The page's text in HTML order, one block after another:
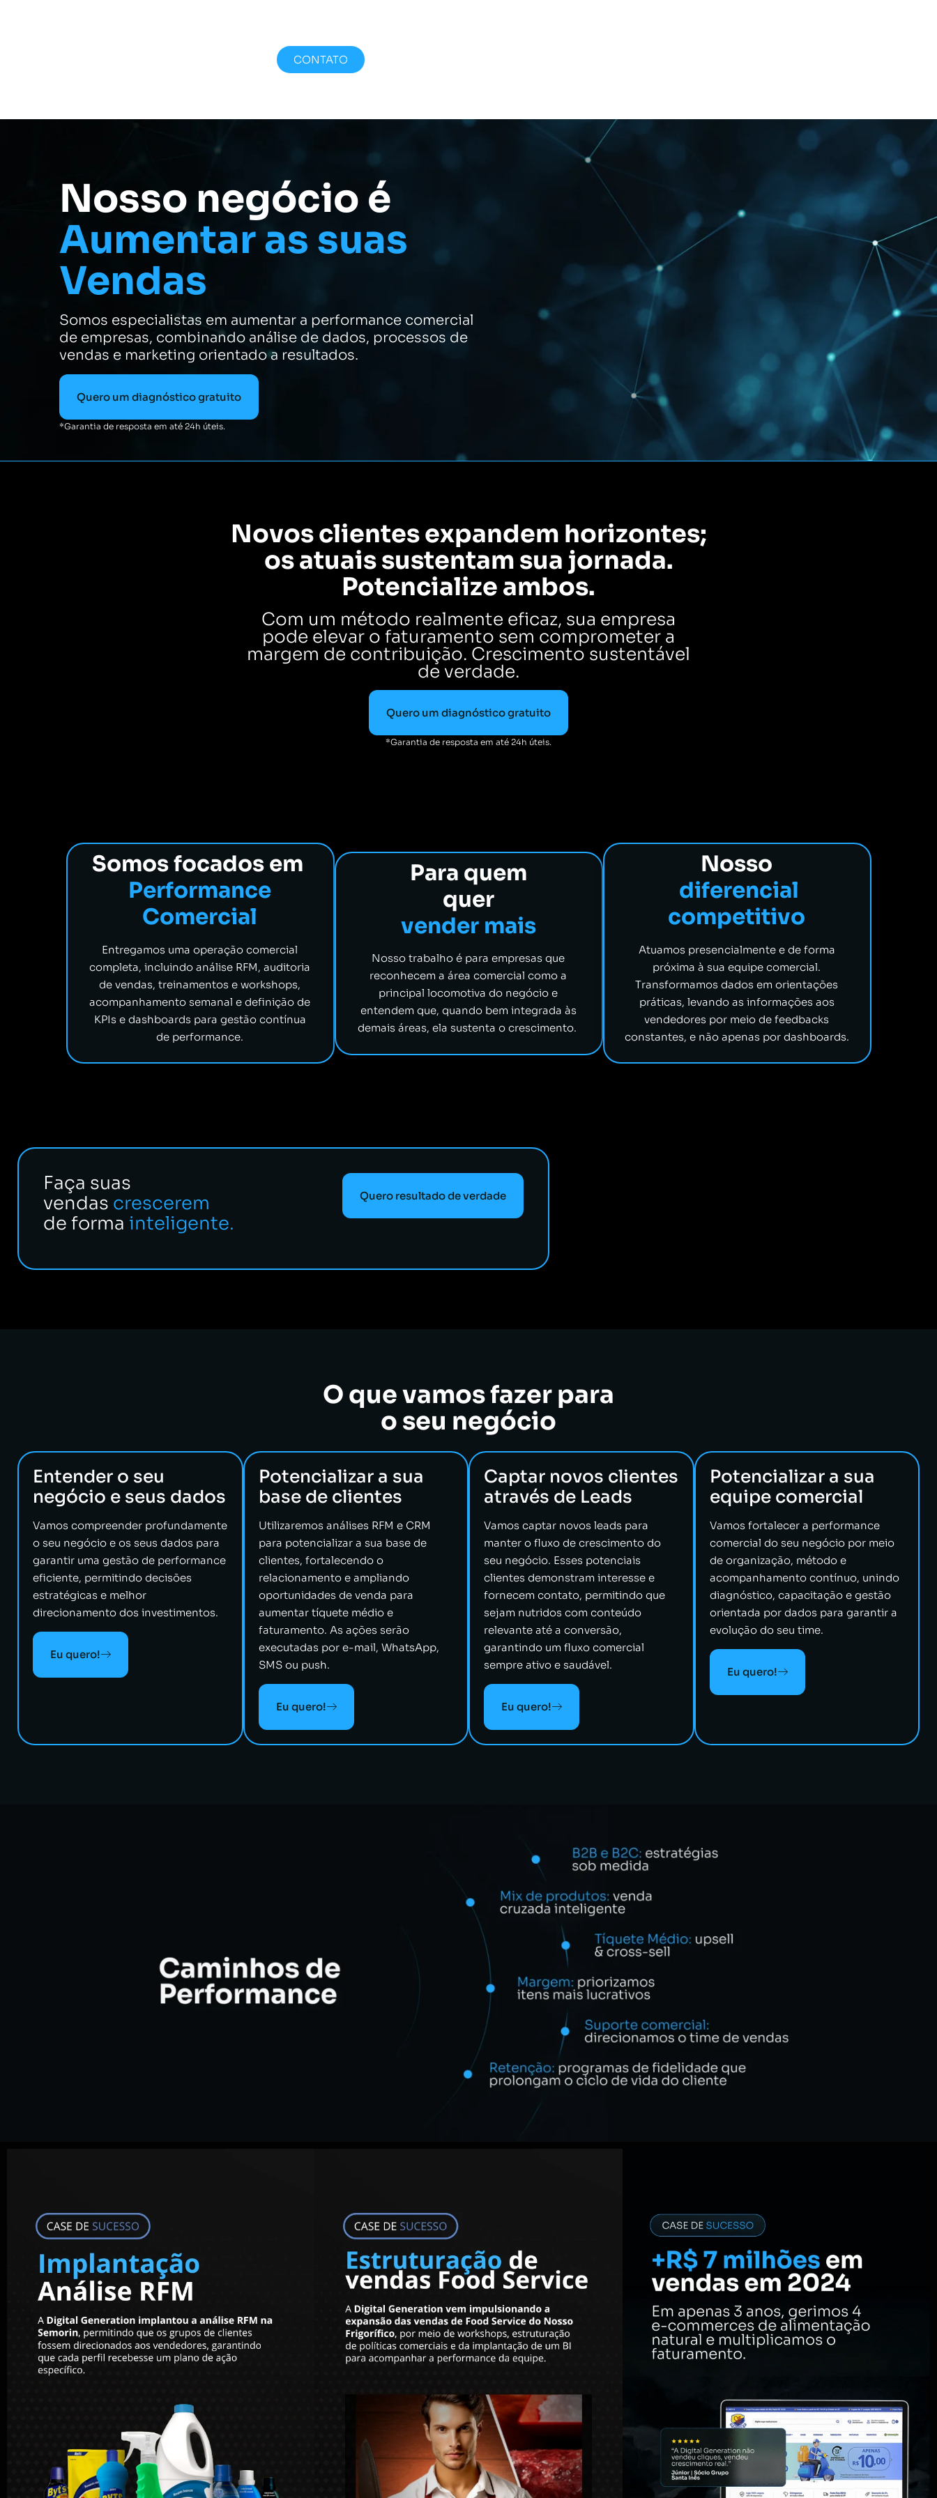
CONTATO
Nosso negócio é
Aumentar as suas
Vendas
Somos especialistas em aumentar a performance comercial
de empresas, combinando análise de dados, processos de
vendas e marketing orientado a resultados.
Quero um diagnóstico gratuito
*Garantia de resposta em até 24h úteis.
Novos clientes expandem horizontes;
os atuais sustentam sua jornada.
Potencialize ambos.
Com um método realmente eficaz, sua empresa
pode elevar o faturamento sem comprometer a
margem de contribuição. Crescimento sustentável
de verdade.
Quero um diagnóstico gratuito
*Garantia de resposta em até 24h úteis.
Somos focados em
Performance
Comercial
Entregamos uma operação comercial
completa, incluindo análise RFM, auditoria
de vendas, treinamentos e workshops,
acompanhamento semanal e definição de
KPIs e dashboards para gestão contínua
de performance.
Para quem
quer
vender mais
Nosso trabalho é para empresas que
reconhecem a área comercial como a
principal locomotiva do negócio e
entendem que, quando bem integrada às
demais áreas, ela sustenta o crescimento.
Nosso
diferencial
competitivo
Atuamos presencialmente e de forma
próxima à sua equipe comercial.
Transformamos dados em orientações
práticas, levando as informações aos
vendedores por meio de feedbacks
constantes, e não apenas por dashboards.
Faça suas
vendas crescerem
de forma inteligente.
Quero resultado de verdade
O que vamos fazer para
o seu negócio
Entender o seu
negócio e seus dados
Vamos compreender profundamente
o seu negócio e os seus dados para
garantir uma gestão de performance
eficiente, permitindo decisões
estratégicas e melhor
direcionamento dos investimentos.
Eu quero!
Potencializar a sua
base de clientes
Utilizaremos análises RFM e CRM
para potencializar a sua base de
clientes, fortalecendo o
relacionamento e ampliando
oportunidades de venda para
aumentar tíquete médio e
faturamento. As ações serão
executadas por e-mail, WhatsApp,
SMS ou push.
Eu quero!
Captar novos clientes
através de Leads
Vamos captar novos leads para
manter o fluxo de crescimento do
seu negócio. Esses potenciais
clientes demonstram interesse e
fornecem contato, permitindo que
sejam nutridos com conteúdo
relevante até a conversão,
garantindo um fluxo comercial
sempre ativo e saudável.
Eu quero!
Potencializar a sua
equipe comercial
Vamos fortalecer a performance
comercial do seu negócio por meio
de organização, método e
acompanhamento contínuo, unindo
diagnóstico, capacitação e gestão
orientada por dados para garantir a
evolução do seu time.
Eu quero!